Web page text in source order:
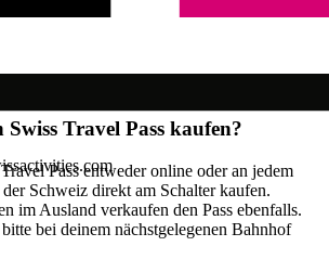
ist nur für Personen verfügbar, die ihren
auf einen der regionalen Zugpässe
Travel Pass kaufen?
Pass entweder online oder an jedem
Schweiz direkt am Schalter kaufen.
im Ausland verkaufen den Pass ebenfalls.
bei deinem nächstgelegenen Bahnhof